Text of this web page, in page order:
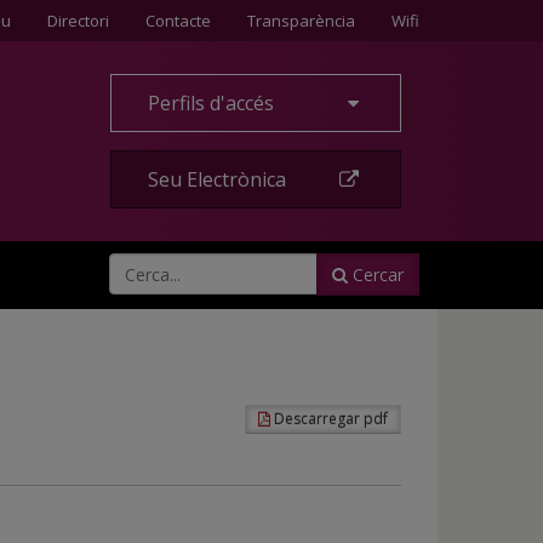
Directori Contacte
Contacte Transparència Wifi
Perfils d'accés
Seu Electrònica
Cercar
Descarregar pdf